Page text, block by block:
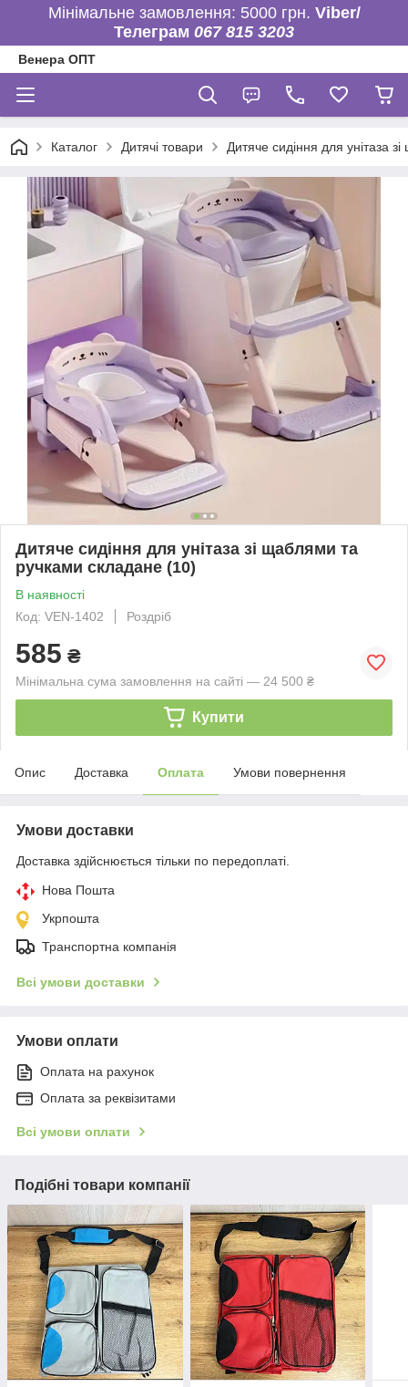
Мінімальне замовлення: 5000 грн. Viber/
Телеграм 067 815 3203
Венера ОПТ
Каталог Дитячі товари Дитяче сидіння для унітаза
Дитяче сидіння для унітаза зі щаблями та
ручками складане (10)
В наявності
Код: VEN-1402
Роздріб
585 ₴
Мінімальна сума замовлення на сайті — 24 500 ₴
Купити
Опис Доставка Оплата Умови повернення
Умови доставки
Доставка здійснюється тільки по передоплаті.
Нова Пошта
Укрпошта
Транспортна компанія
Всі умови доставки
Умови оплати
Оплата на рахунок
Оплата за реквізитами
Всі умови оплати
Подібні товари компанії